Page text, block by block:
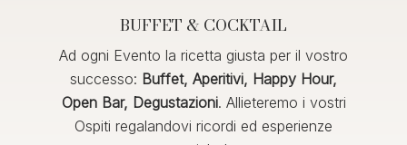
BUFFET & COCKTAIL
Ad ogni Evento la ricetta giusta per il vostro
successo: Buffet, Aperitivi, Happy Hour,
Open Bar, Degustazioni. Allieteremo i vostri
Ospiti regalandovi ricordi ed esperienze